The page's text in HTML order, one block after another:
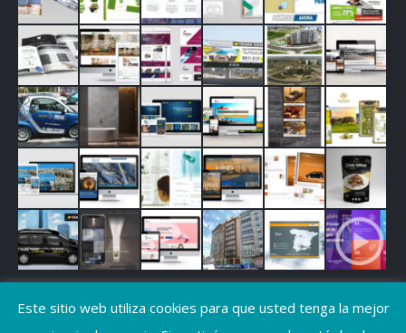
Este sitio web utiliza cookies para que usted tenga la mejor